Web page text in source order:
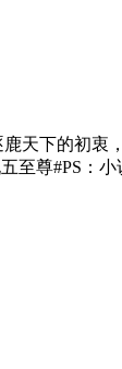
天下的初衷
至尊#PS